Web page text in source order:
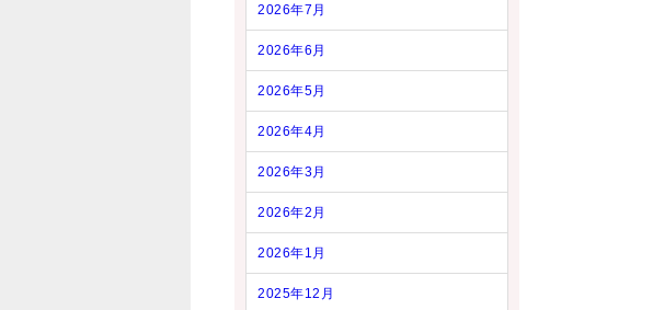
2026年7月
2026年6月
2026年5月
2026年4月
2026年3月
2026年2月
2026年1月
2025年12月